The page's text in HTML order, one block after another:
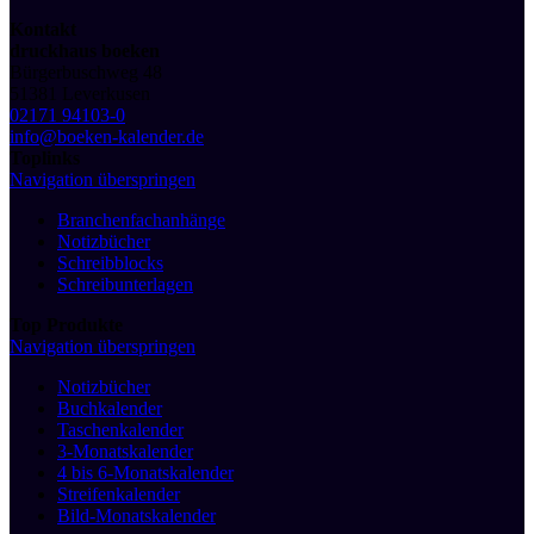
Kontakt
druckhaus boeken
Bürgerbuschweg 48
51381 Leverkusen
02171 94103-0
info@boeken-kalender.de
Toplinks
Navigation überspringen
Branchenfachanhänge
Notizbücher
Schreibblocks
Schreibunterlagen
Top Produkte
Navigation überspringen
Notizbücher
Buchkalender
Taschenkalender
3-Monatskalender
4 bis 6-Monatskalender
Streifenkalender
Bild-Monatskalender